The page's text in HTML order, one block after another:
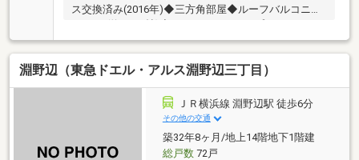
ス交換済み(2016年)◆三方角部屋◆ルーフバルコニー
ライフ相談無料！◆資産運用から老後資金、お子様の
学費など不動産だけでなく家計の総合的お金の不安を
解消します！
淵野辺（東急ドエル・アルス淵野辺三丁目）
ＪＲ横浜線 淵野辺駅 徒歩6分
その他の交通
築32年8ヶ月/地上14階地下1階建
総戸数72戸